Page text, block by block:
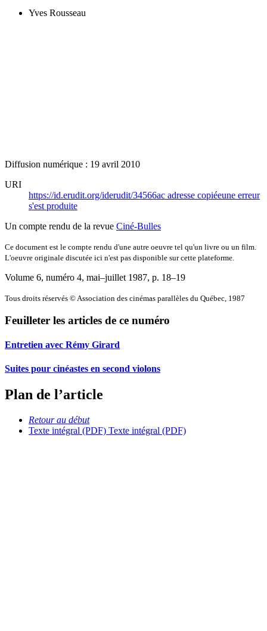
Yves Rousseau
Diffusion numérique : 19 avril 2010
URI
https://id.erudit.org/iderudit/34566ac adresse copiéeune erreur
s'est produite
Un compte rendu de la revue Ciné-Bulles
Ce document est le compte rendu d'une autre oeuvre tel qu'un livre ou un film.
L'oeuvre originale discutée ici n'est pas disponible sur cette plateforme.
Volume 6, numéro 4, mai–juillet 1987, p. 18–19
Tous droits réservés © Association des cinémas parallèles du Québec, 1987
Feuilleter les articles de ce numéro
Entretien avec Rémy Girard
Suites pour cinéastes en second violons
Plan de l’article
Retour au début
Texte intégral (PDF) Texte intégral (PDF)